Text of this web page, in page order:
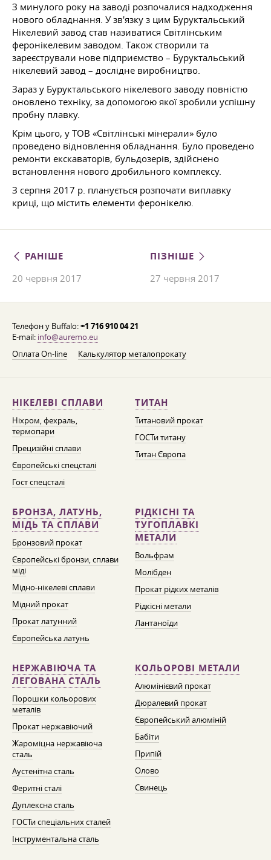
З минулого року на заводі розпочалися надходження
нового обладнання. У зв'язку з цим Буруктальський
Нікелевий завод став називатися Світлінським
феронікелевим заводом. Також створили та
зареєстрували нове підприємство – Буруктальський
нікелевий завод – дослідне виробництво.
Зараз у Буруктальського нікелевого заводу повністю
оновлено техніку, за допомогою якої зробили успішну
пробну плавку.
Крім цього, у ТОВ «Світлінські мінерали» було
проведено відновлення обладнання. Було проведено
ремонти екскаваторів, бульдозерів, здійснено
встановлення нового дробильного комплексу.
З серпня 2017 р. планується розпочати виплавку
криці, що містить елементи феронікелю.
РАНІШЕ
20 червня 2017
ПІЗНІШЕ
27 червня 2017
Телефон у Buffalo:+1 716 910 04 21
E-mail: info@auremo.eu
Оплата On-line
Калькулятор металопрокату
НІКЕЛЕВІ СПЛАВИ
Ніхром, фехраль,
термопари
Прецизійні сплави
Європейські спецсталі
Гост спецсталі
ТИТАН
Титановий прокат
ГОСТи титану
Титан Європа
БРОНЗА, ЛАТУНЬ,
МІДЬ ТА СПЛАВИ
Бронзовий прокат
Європейські бронзи, сплави
міді
Мідно-нікелеві сплави
Мідний прокат
Прокат латунний
Європейська латунь
РІДКІСНІ ТА
ТУГОПЛАВКІ
МЕТАЛИ
Вольфрам
Молібден
Прокат рідких металів
Рідкісні метали
Лантаноїди
НЕРЖАВІЮЧА ТА
ЛЕГОВАНА СТАЛЬ
Порошки кольорових
металів
Прокат нержавіючий
Жароміцна нержавіюча
сталь
Аустенітна сталь
Феритні сталі
Дуплексна сталь
ГОСТи спеціальних сталей
Інструментальна сталь
КОЛЬОРОВІ МЕТАЛИ
Алюмінієвий прокат
Дюралевий прокат
Європейський алюміній
Бабіти
Припій
Олово
Свинець